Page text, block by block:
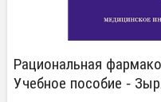
Рациональная
Учебное пособие -